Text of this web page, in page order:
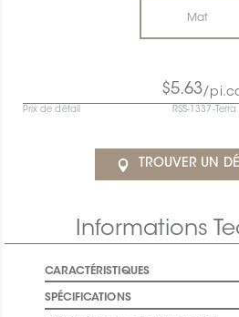
Mat
$5.63/
Prix de détail RSS-1337-Terra
TROUVER UN
Informations
CARACTÉRISTIQUES
SPÉCIFICATIONS